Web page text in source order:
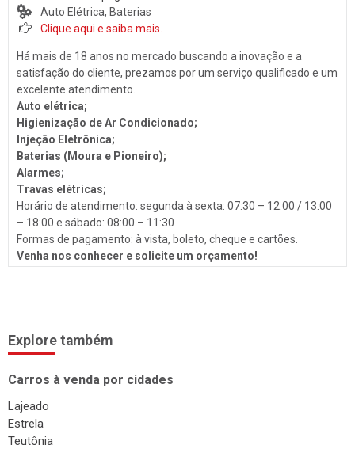
Lavagem Automotiva
Retificadora de Motores
Auto Peças
Amortecedores
Adaptação Veicular
Auto Demolidoras
Troca de Óleo
Chaveiro
Reboques
Seguros
Estética e Higienização
Auto Vidros
Volantes
Capotas
Auto Elétrica, Baterias
Clique aqui e saiba mais.
Há mais de 18 anos no mercado buscando a inovação e a
satisfação do cliente, prezamos por um serviço qualificado e um
excelente atendimento.
Auto elétrica;
Higienização de Ar Condicionado;
Injeção Eletrônica;
Baterias (Moura e Pioneiro);
Alarmes;
Travas elétricas;
Horário de atendimento: segunda à sexta: 07:30 – 12:00 / 13:00
– 18:00 e sábado: 08:00 – 11:30
Formas de pagamento: à vista, boleto, cheque e cartões.
Venha nos conhecer e solicite um orçamento!
Explore também
Carros à venda por cidades
Lajeado
Estrela
Teutônia